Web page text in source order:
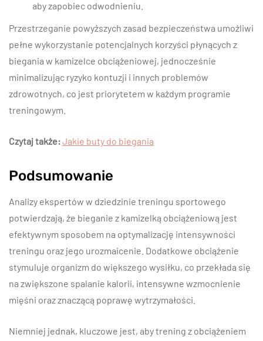
aby zapobiec odwodnieniu.
Przestrzeganie powyższych zasad bezpieczeństwa umożliwi
pełne wykorzystanie potencjalnych korzyści płynących z
biegania w kamizelce obciążeniowej, jednocześnie
minimalizując ryzyko kontuzji i innych problemów
zdrowotnych, co jest priorytetem w każdym programie
treningowym.
Czytaj także:Jakie buty do biegania
Podsumowanie
Analizy ekspertów w dziedzinie treningu sportowego
potwierdzają, że bieganie z kamizelką obciążeniową jest
efektywnym sposobem na optymalizację intensywności
treningu oraz jego urozmaicenie. Dodatkowe obciążenie
stymuluje organizm do większego wysiłku, co przekłada się
na zwiększone spalanie kalorii, intensywne wzmocnienie
mięśni oraz znaczącą poprawę wytrzymałości.
Niemniej jednak, kluczowe jest, aby trening z obciążeniem